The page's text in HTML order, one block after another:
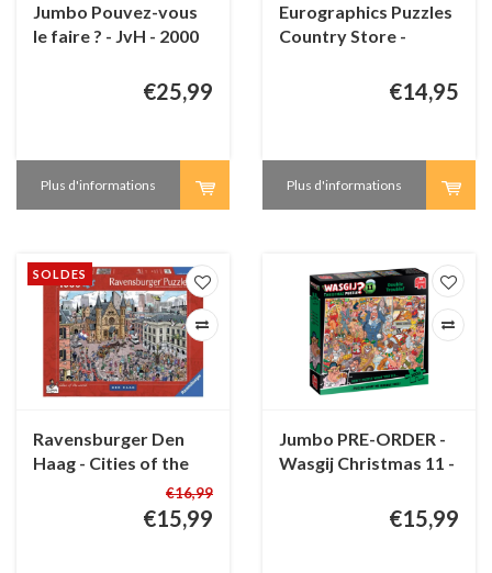
Jumbo Pouvez-vous
le faire ? - JvH - 2000
€25,99
Plus d'informations
Eurographics Puzzles
Country Store -
€14,95
Plus d'informations
SOLDES
Ravensburger Den
Haag - Cities of the
World - 1000 pièces€16,99
€15,99
Jumbo PRE-ORDER -
Wasgij Christmas 11 -
€15,99